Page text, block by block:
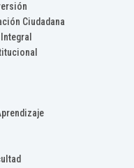
Ciudadana